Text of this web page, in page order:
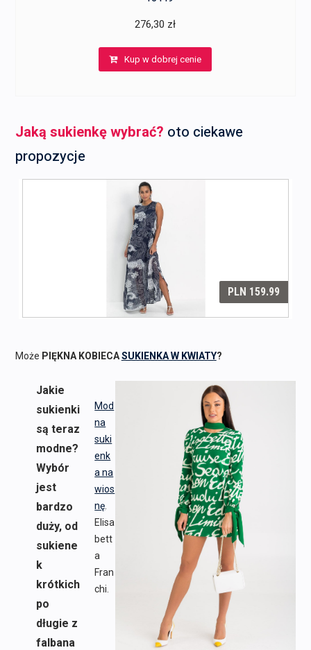
276,30 zł
Kup w dobrej cenie
Jaką sukienkę wybrać? oto ciekawe
propozycje
Może PIĘKNA KOBIECASUKIENKA W KWIATY?
Mod
na
suki
enk
a na
wios
nę
Elisa
bett
a
Fran
chi.
Jakie
sukienki
są teraz
modne?
Wybór
jest
bardzo
duży, od
sukiene
k
krótkich
po
długie z
falbana